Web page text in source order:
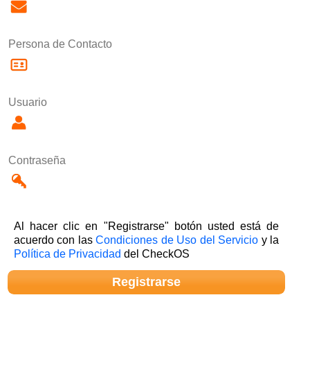
Persona de Contacto
Usuario
Contraseña
Al hacer clic en "Registrarse" botón usted está de
acuerdo con lasCondiciones de Uso del Servicio y la
Política de Privacidad del CheckOS